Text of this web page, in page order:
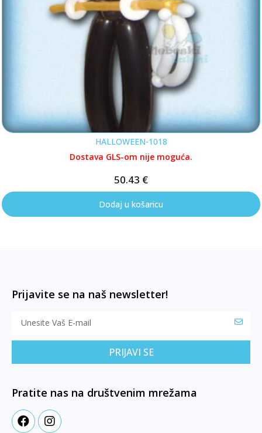
HALLOWEEN-1018
Dostava GLS-om nije moguća.
50.43 €
Dodaj u košaricu
Prijavite se na naš newsletter!
PRIJAVI SE
Pratite nas na društvenim mrežama